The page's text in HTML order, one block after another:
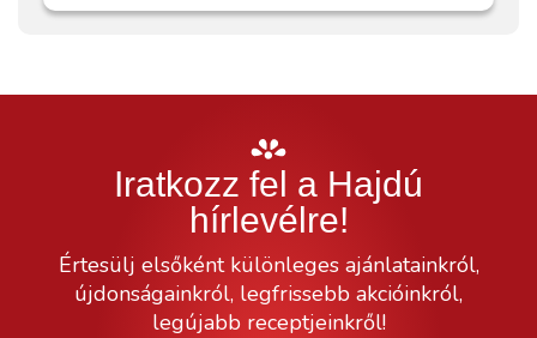
Iratkozz fel a Hajdú
hírlevélre!
Értesülj elsőként különleges ajánlatainkról,
újdonságainkról, legfrissebb akcióinkról,
legújabb receptjeinkről!